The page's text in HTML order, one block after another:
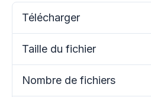
Télécharger
Taille du fichier
Nombre de fichiers